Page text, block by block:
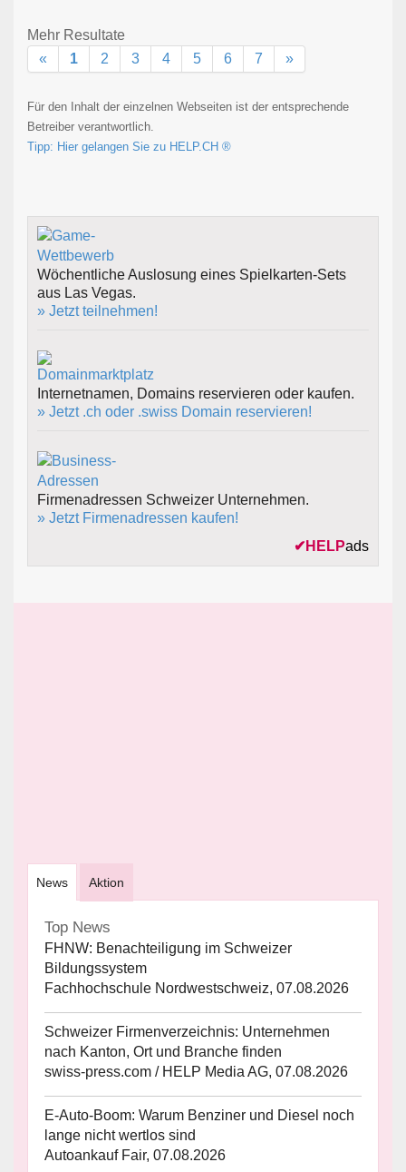
Mehr Resultate
«
1 2 3 4 5 6 7 »
Für den Inhalt der einzelnen Webseiten ist der entsprechende
Betreiber verantwortlich.
Tipp: Hier gelangen Sie zu HELP.CH ®
Wöchentliche Auslosung eines Spielkarten-Sets
aus Las Vegas.
» Jetzt teilnehmen!
Internetnamen, Domains reservieren oder kaufen.
» Jetzt .ch oder .swiss Domain reservieren!
Firmenadressen Schweizer Unternehmen.
» Jetzt Firmenadressen kaufen!
✔ HELPads
News Aktion
Top News
FHNW: Benachteiligung im Schweizer
Bildungssystem
Fachhochschule Nordwestschweiz, 07.08.2026
Schweizer Firmenverzeichnis: Unternehmen
nach Kanton, Ort und Branche finden
swiss-press.com / HELP Media AG, 07.08.2026
E-Auto-Boom: Warum Benziner und Diesel noch
lange nicht wertlos sind
Autoankauf Fair, 07.08.2026